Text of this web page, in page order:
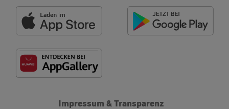
Impressum & Transparenz